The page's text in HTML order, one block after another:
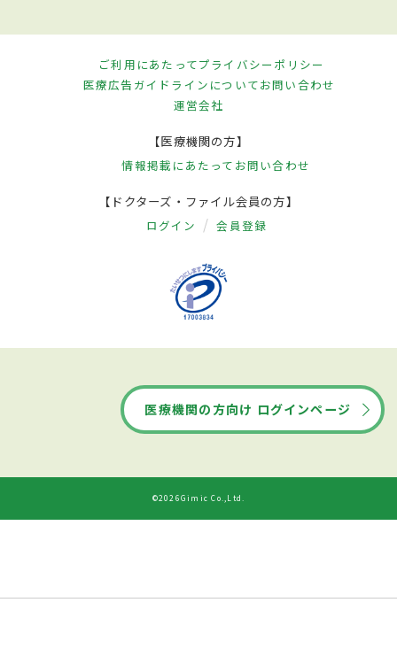
ご利用にあたってプライバシーポリシー
医療広告ガイドラインについてお問い合わせ
運営会社
【医療機関の方】
情報掲載にあたって お問い合わせ
【ドクターズ・ファイル会員の方】
ログイン 会員登録
医療機関の方向け ログインページ
©2026Gimic Co.,Ltd.